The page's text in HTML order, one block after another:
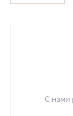
С нами